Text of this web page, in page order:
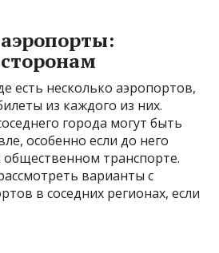
есть несколько аэропортов,
из каждого из них.
города могут быть
особенно если до него
общественном транспорте.
варианты с
в соседних регионах, если